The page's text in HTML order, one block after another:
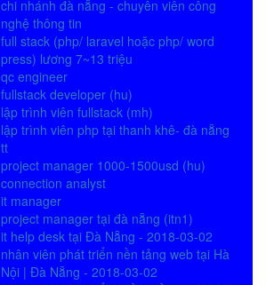
chi nhánh đà nẵng - chuyên viên công
nghệ thông tin
full stack (php/ laravel hoặc php/ word
press) lương 7~13 triệu
qc engineer
fullstack developer (hu)
lập trình viên fullstack (mh)
lập trình viên php tại thanh khê- đà nẵng
tt
project manager 1000-1500usd (hu)
connection analyst
it manager
project manager tại đà nẵng (itn1)
it help desk tại Đà Nẵng - 2018-03-02
nhân viên phát triển nền tảng web tại Hà
Nội | Đà Nẵng - 2018-03-02